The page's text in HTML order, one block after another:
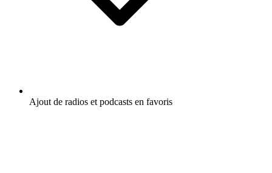
Ajout de radios et podcasts en favoris